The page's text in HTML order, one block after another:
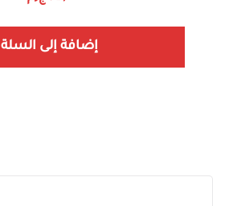
إضافة إلى السلة